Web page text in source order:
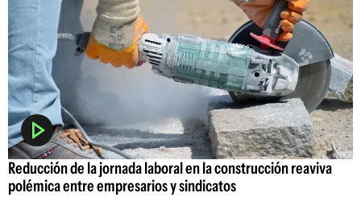
Reducción de la jornada laboral en la construcción reaviva
polémica entre empresarios y sindicatos